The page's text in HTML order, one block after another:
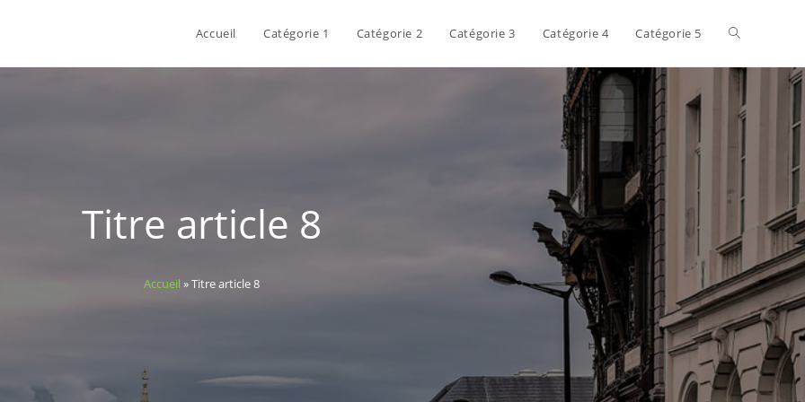
Accueil Catégorie 1 Catégorie 2 Catégorie 3 Catégorie 4 Catégorie 5
Titre article 8
Accueil »Titre article 8